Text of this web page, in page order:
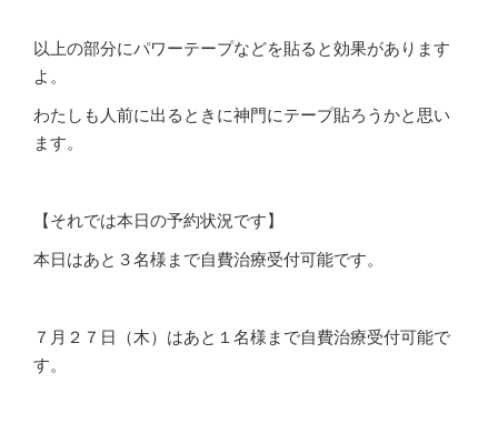
以上の部分にパワーテープなどを貼ると効果があります
よ。
わたしも人前に出るときに神門にテープ貼ろうかと思い
ます。
【それでは本日の予約状況です】
本日はあと３名様まで自費治療受付可能です。
７月２７日（木）はあと１名様まで自費治療受付可能で
す。